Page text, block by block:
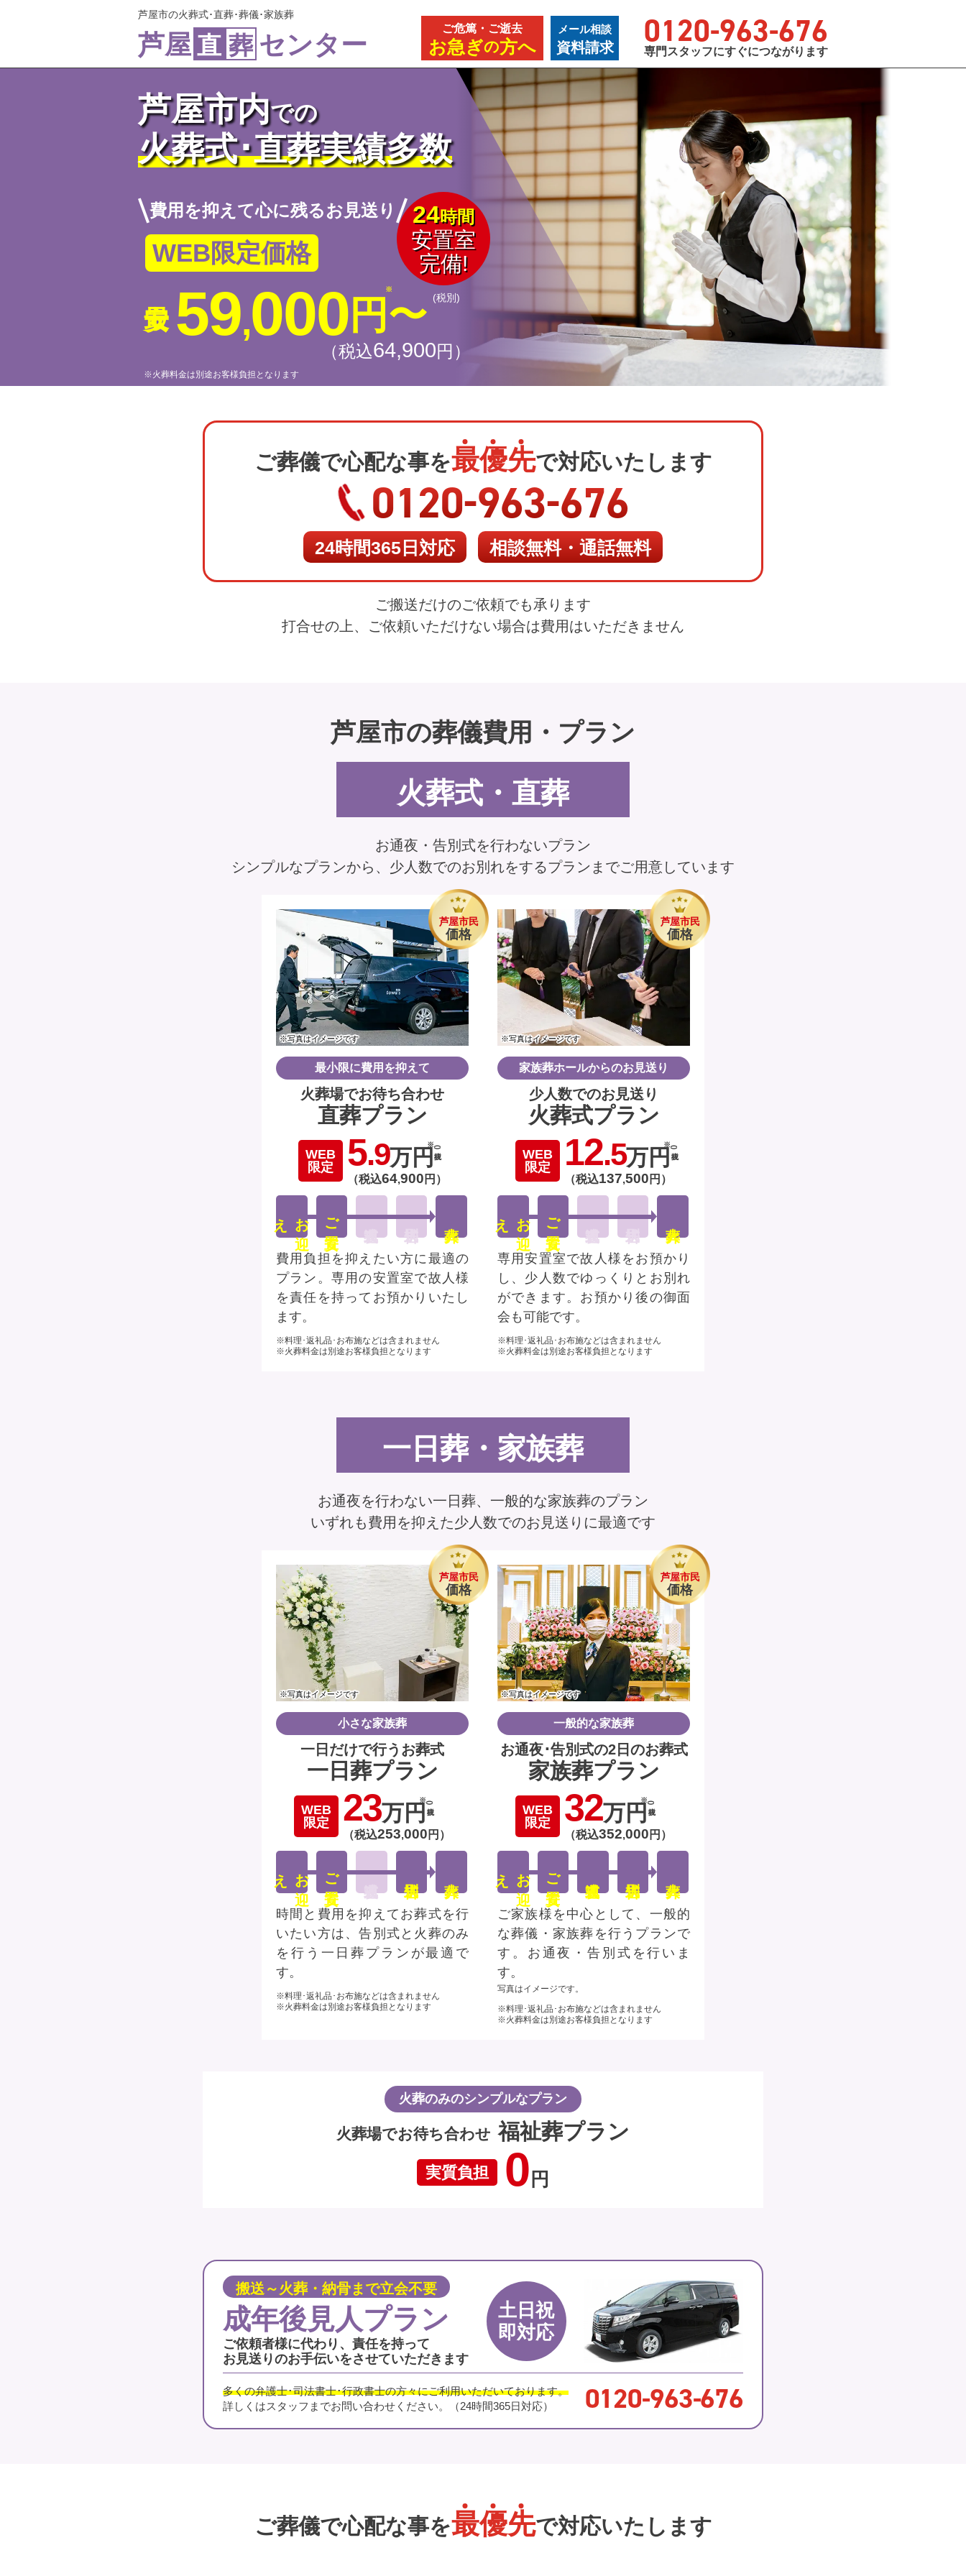
芦屋市の火葬式･直葬･葬儀･家族葬
芦屋 直 葬 センター
ご危篤・ご逝去
お急ぎの方へ
メール相談
資料請求 0120-963-676
専門スタッフにすぐにつながります
芦屋市内での
火葬式･直葬実績多数
費用を抑えて心に残るお見送り
WEB限定価格
59,000 円〜 (税別)
（税込64,900円 ）
24時間
安置室
完備!
※火葬料金は別途お客様負担となります
ご葬儀で心配な事を最優先で対応いたします
0120-963-676
24時間365日対応 相談無料・通話無料
ご搬送だけのご依頼でも承ります
打合せの上、ご依頼いただけない場合は費用はいただきません
芦屋市の葬儀費用・プラン
火葬式・直葬
お通夜・告別式を行わないプラン
シンプルなプランから、少人数でのお別れをするプランまでご用意しています
芦屋市民
価格
※写真はイメージです
最小限に費用を抑えて
火葬場でお待ち合わせ
直葬プラン
WEB
限定
5.9万円 (税抜)
（税込64,900 円）
お
迎
え ご安置
費用負担を抑えたい方に最適の
プラン。専用の安置室で故人様
を責任を持ってお預かりいたし
ます。
※料理･返礼品･お布施などは含まれません
※火葬料金は別途お客様負担となります
芦屋市民
価格
※写真はイメージです
家族葬ホールからのお見送り
少人数でのお見送り
火葬式プラン
WEB
限定
12.5万円 (税抜)
（税込137,500 円）
お
迎
え ご安置
専用安置室で故人様をお預かり
し、少人数でゆっくりとお別れ
ができます。お預かり後の御面
会も可能です。
※料理･返礼品･お布施などは含まれません
※火葬料金は別途お客様負担となります
一日葬・家族葬
お通夜を行わない一日葬、一般的な家族葬のプラン
いずれも費用を抑えた少人数でのお見送りに最適です
芦屋市民
価格
※写真はイメージです
小さな家族葬
一日だけで行うお葬式
一日葬プラン
WEB
限定
23万円 (税抜)
（税込253,000 円）
お
迎
え ご安置
時間と費用を抑えてお葬式を行
いたい方は、告別式と火葬のみ
を行う一日葬プランが最適で
す。
※料理･返礼品･お布施などは含まれません
※火葬料金は別途お客様負担となります
芦屋市民
価格
※写真はイメージです
一般的な家族葬
お通夜･告別式の2日のお葬式
家族葬プラン
WEB
限定
32万円 (税抜)
（税込352,000 円）
お
迎
え ご安置
ご家族様を中心として、一般的
な葬儀・家族葬を行うプランで
す。お通夜・告別式を行いま
す。
写真はイメージです。
※料理･返礼品･お布施などは含まれません
※火葬料金は別途お客様負担となります
火葬のみのシンプルなプラン
火葬場でお待ち合わせ 福祉葬プラン
実質負担 0 円
搬送～火葬・納骨まで立会不要
成年後見人プラン
ご依頼者様に代わり、責任を持って
お見送りのお手伝いをさせていただきます
土日祝
即対応
多くの弁護士･司法書士･行政書士の方々にご利用いただいております。
詳しくはスタッフまでお問い合わせください。
（24時間365日対応） 0120-963-676
ご葬儀で心配な事を最優先で対応いたします